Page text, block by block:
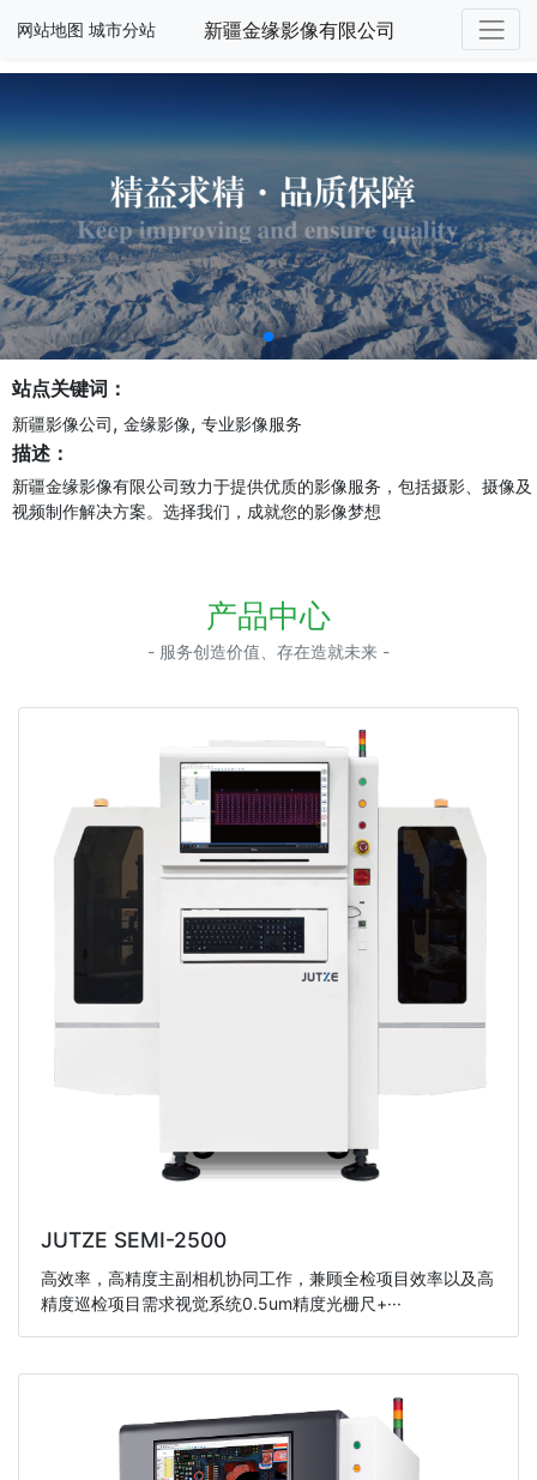
网站地图 城市分站 新疆金缘影像有限公司
站点关键词：
新疆影像公司, 金缘影像, 专业影像服务
描述：
新疆金缘影像有限公司致力于提供优质的影像服务，包括摄影、摄像及
视频制作解决方案。选择我们，成就您的影像梦想
产品中心
- 服务创造价值、存在造就未来 -
JUTZE SEMI-2500
高效率，高精度主副相机协同工作，兼顾全检项目效率以及高
精度巡检项目需求视觉系统0.5um精度光栅尺+···